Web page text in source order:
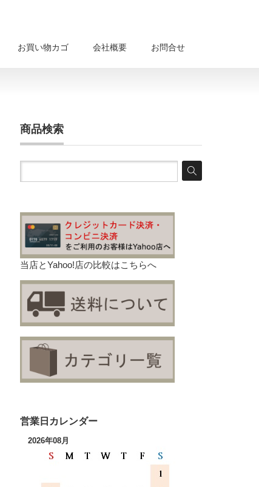
お買い物カゴ 会社概要 お問合せ
商品検索
当店とYahoo!店の比較はこちらへ
営業日カレンダー
2026年08月